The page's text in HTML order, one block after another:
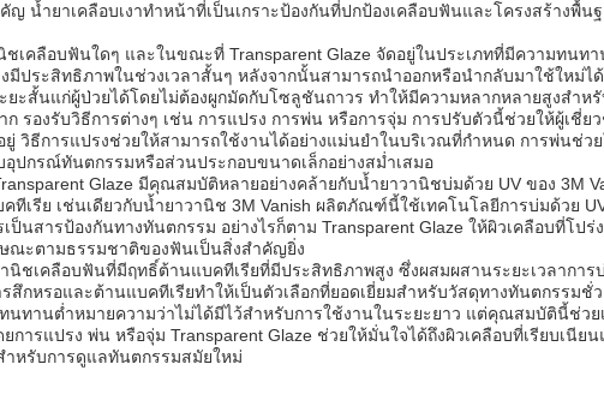
น้ำยาเคลือบเงาทำหน้าที่เป็นเกราะป้องกันที่ปกป้องเคลือบฟันและโครงสร้างพื้
คลือบฟันใดๆ และในขณะที่ Transparent Glaze จัดอยู่ในประเภทที่มีความทน
มีประสิทธิภาพในช่วงเวลาสั้นๆ หลังจากนั้นสามารถนำออกหรือนำกลับมาใช้ใหม่
ะสั้นแก่ผู้ป่วยได้โดยไม่ต้องผูกมัดกับโซลูชันถาวร ทำให้มีความหลากหลายสูงสำห
ก รองรับวิธีการต่างๆ เช่น การแปรง การพ่น หรือการจุ่ม การปรับตัวนี้ช่วยให้ผู้เชี่
ธีการแปรงช่วยให้สามารถใช้งานได้อย่างแม่นยำในบริเวณที่กำหนด การพ่นช่วย
ปกรณ์ทันตกรรมหรือส่วนประกอบขนาดเล็กอย่างสม่ำเสมอ
Glaze มีคุณสมบัติหลายอย่างคล้ายกับน้ำยาวานิชบ่มด้วย UV ของ 3M
เรีย เช่นเดียวกับน้ำยาวานิช 3M Vanish ผลิตภัณฑ์นี้ใช้เทคโนโลยีการบ่มด้วย
นสารป้องกันทางทันตกรรม อย่างไรก็ตาม Transparent Glaze ให้ผิวเคลือบที่โปร่
ณะตามธรรมชาติของฟันเป็นสิ่งสำคัญยิ่ง
นิชเคลือบฟันที่มีฤทธิ์ต้านแบคทีเรียที่มีประสิทธิภาพสูง ซึ่งผสมผสานระยะเวลากา
หรอและต้านแบคทีเรียทำให้เป็นตัวเลือกที่ยอดเยี่ยมสำหรับวัสดุทางทันตกรรม
นทานต่ำหมายความว่าไม่ได้มีไว้สำหรับการใช้งานในระยะยาว แต่คุณสมบัตินี้ช่ว
ารแปรง พ่น หรือจุ่ม Transparent Glaze ช่วยให้มั่นใจได้ถึงผิวเคลือบที่เรียบเนี
หรับการดูแลทันตกรรมสมัยใหม่